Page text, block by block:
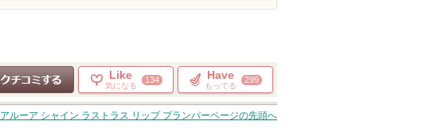
クチコミする
Like
気になる
134 Have
もってる
299
アルーア シャイン ラストラス リップ プランパーページの先頭へ